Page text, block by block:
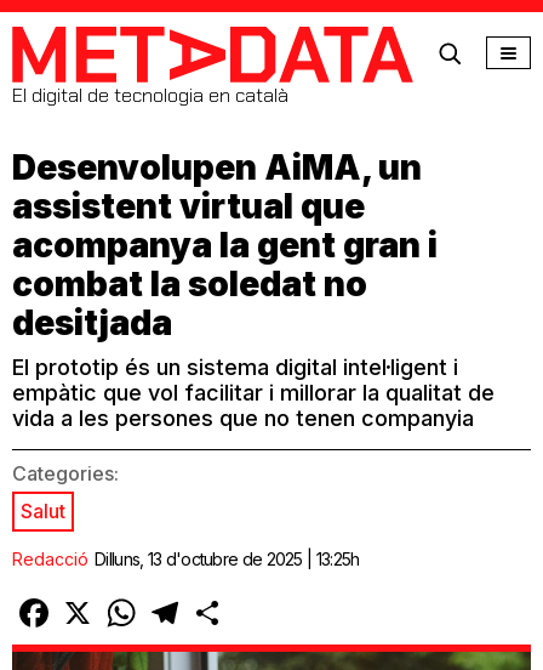
MetaData
El digital de tecnologia en català
Desenvolupen AiMA, un
assistent virtual que
acompanya la gent gran i
combat la soledat no
desitjada
El prototip és un sistema digital intel·ligent i
empàtic que vol facilitar i millorar la qualitat de
vida a les persones que no tenen companyia
Categories:
Salut
Redacció Dilluns, 13 d'octubre de 2025 | 13:25h
Facebook
X WhatsAppTelegram